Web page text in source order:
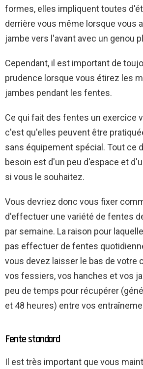
formes, elles impliquent toutes
derrière vous même lorsque vous
jambe vers l'avant avec un genou
Cependant, il est important de
prudence lorsque vous étirez les
jambes pendant les fentes.
Ce qui fait des fentes un exercice
c'est qu'elles peuvent être
sans équipement spécial. Tout ce
besoin est d'un peu d'espace et
si vous le souhaitez.
Vous devriez donc vous fixer
d'effectuer une variété de fentes
par semaine. La raison pour
pas effectuer de fentes
vous devez laisser le bas de votre
vos fessiers, vos hanches et vos
peu de temps pour récupérer
et 48 heures) entre vos
Fente standard
Il est très important que vous